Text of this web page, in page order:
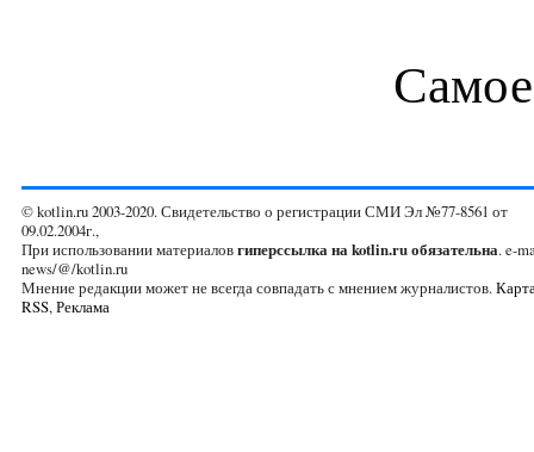
© kotlin.ru 2003-2020. Свидетельство о регистрации СМИ Эл №77-8561 от
09.02.2004г.,
При использовании материаловгиперссылка на kotlin.ru обязательна. e-
news/@/kotlin.ru
Мнение редакции может не всегда совпадать с мнением журналистов.
RSS,Реклама